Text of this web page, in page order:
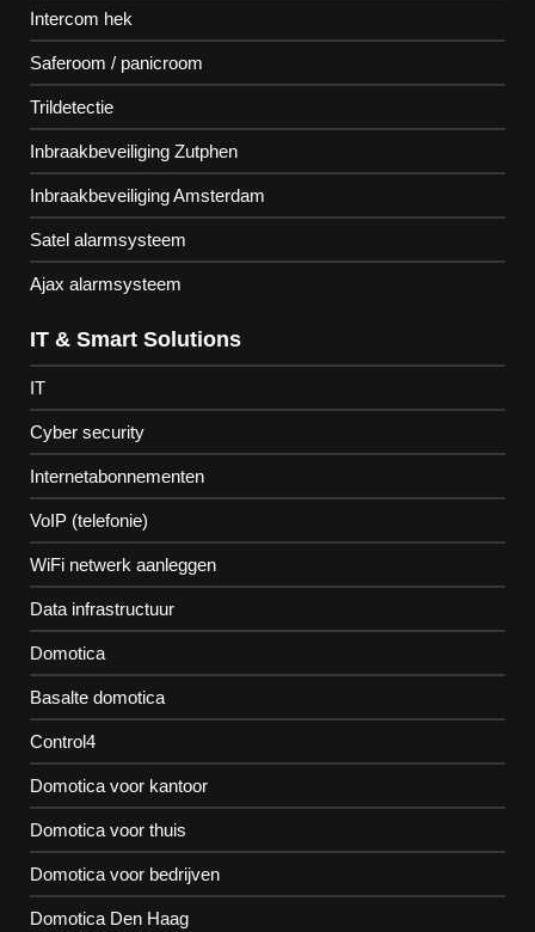
Intercom hek
Saferoom / panicroom
Trildetectie
Inbraakbeveiliging Zutphen
Inbraakbeveiliging Amsterdam
Satel alarmsysteem
Ajax alarmsysteem
IT & Smart Solutions
IT
Cyber security
Internetabonnementen
VoIP (telefonie)
WiFi netwerk aanleggen
Data infrastructuur
Domotica
Basalte domotica
Control4
Domotica voor kantoor
Domotica voor thuis
Domotica voor bedrijven
Domotica Den Haag